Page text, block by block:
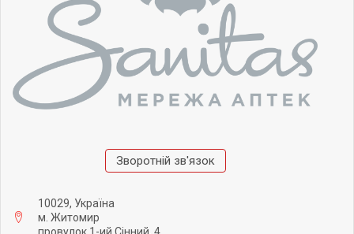
Зворотній зв'язок
10029, Україна
м. Житомир